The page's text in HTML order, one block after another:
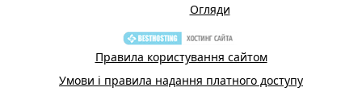
Огляди
Правила користування сайтом
Умови і правила надання платного доступу